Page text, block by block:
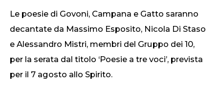
Le poesie di Govoni, Campana e Gatto saranno
decantate da Massimo Esposito, Nicola Di Staso
e Alessandro Mistri, membri del Gruppo dei 10,
per la serata dal titolo ‘Poesie a tre voci’, prevista
per il 7 agosto allo Spirito.